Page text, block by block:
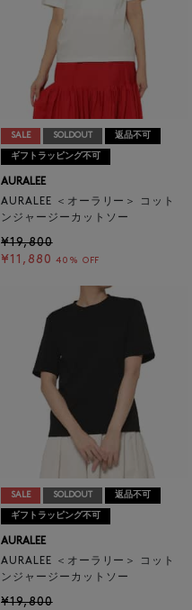
SALE SOLDOUT 返品不可
ギフトラッピング不可
AURALEE
AURALEE ＜オーラリー＞ コット
ンジャージーカットソー
¥19,800
¥11,880 40% OFF
SALE SOLDOUT 返品不可
ギフトラッピング不可
AURALEE
AURALEE ＜オーラリー＞ コット
ンジャージーカットソー
¥19,800